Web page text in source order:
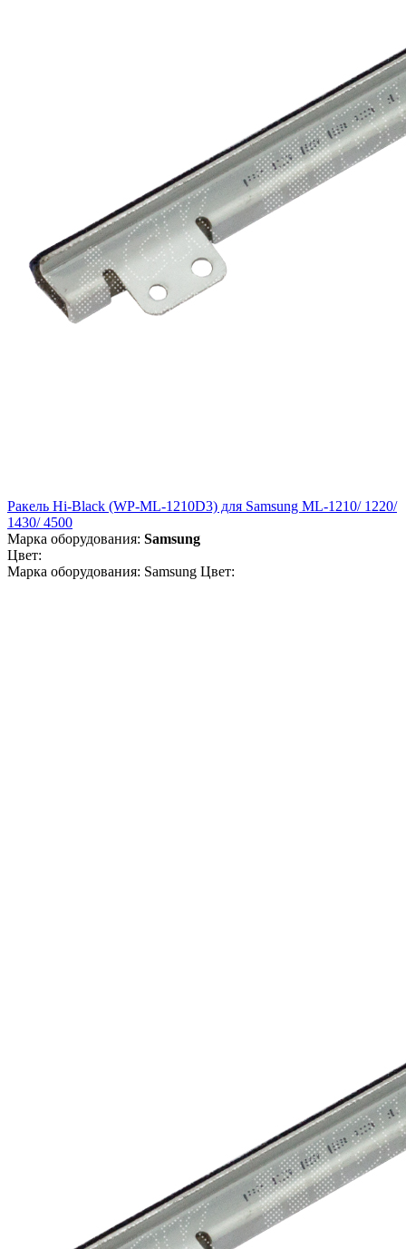
Ракель Hi-Black (WP-ML-1210D3) для Samsung ML-1210/ 1220/
1430/ 4500
Марка оборудования: Samsung
Цвет:
Марка оборудования: Samsung Цвет: